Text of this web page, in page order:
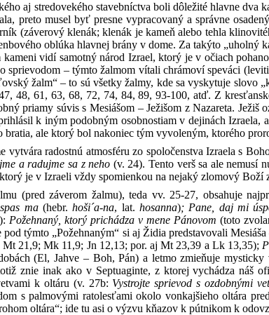
aj stredovekého stavebníctva boli dôležité hlavne
preto musel byť presne vypracovaný a správne
(záverový klenák; klenák je kameň alebo tehla
oblúka hlavnej brány v dome. Za takýto „uholný
vidí samotný národ Izrael, ktorý je v očiach
sprievodom – týmto žalmom vítali chrámoví speváci
žalm“ – to sú všetky žalmy, kde sa vyskytuje
48, 61, 63, 68, 72, 74, 84, 89, 93-100, atď. Z
priamy súvis s Mesiášom – Ježišom z Nazareta.
k iným podobným osobnostiam v dejinách
bratia, ale ktorý bol nakoniec tým vyvoleným, ktorého
vytvára radostnú atmosféru zo spoločenstva Izraela s
a radujme sa z neho (v. 24). Tento verš sa ale nemusí
je v Izraeli vždy spomienkou na nejaký zlomový Boží
(pred záverom žalmu), teda vv. 25-27, obsahuje
ma (hebr.hoši´a-na, lat. hosanna); Pane, daj mi
Požehnaný, ktorý prichádza v mene Pánovom(toto
týmto „Požehnaným“ si aj Židia predstavovali
Mt 21,9; Mk 11,9; Jn 12,13; por. aj Mt 23,39 a Lk 13,35);
(El, Jahve – Boh, Pán) a letmo zmieňuje
znie inak ako v Septuaginte, z ktorej vychádza náš
k oltáru (v. 27b: Vystrojte sprievod s ozdobnými
s palmovými ratolesťami okolo vonkajšieho oltára
oltára“; ide tu asi o výzvu kňazov k pútnikom k